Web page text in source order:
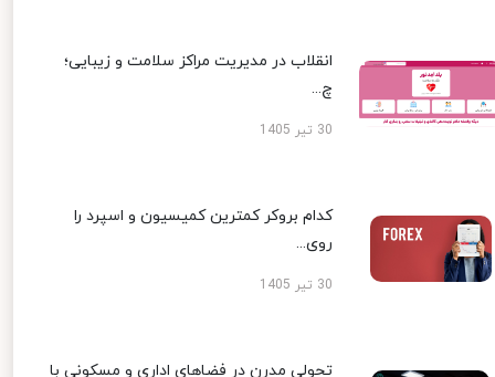
انقلاب در مدیریت مراکز سلامت و زیبایی؛
چ...
30 تیر 1405
کدام بروکر کمترین کمیسیون و اسپرد را
روی...
30 تیر 1405
تحولی مدرن در فضاهای اداری و مسکونی با